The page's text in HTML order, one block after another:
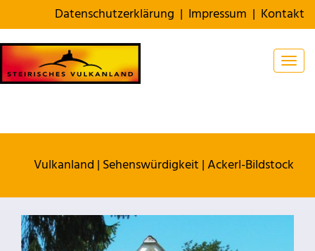
Datenschutzerklärung | Impressum | Kontakt
Vulkanland | Sehenswürdigkeit |Ackerl-Bildstock